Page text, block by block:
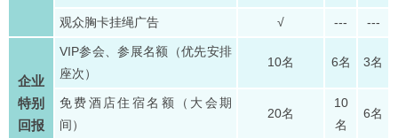
观众胸卡挂绳广告 √ --- ---
企业
特别
回报
VIP参会、参展名额（优先安排
座次）
10名 6名 3名
免费酒店住宿名额（大会期
间）
20名
10
名
6名